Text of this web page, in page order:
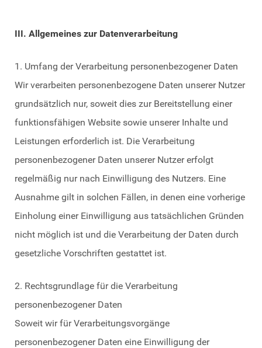
III. Allgemeines zur Datenverarbeitung
1. Umfang der Verarbeitung personenbezogener Daten
Wir verarbeiten personenbezogene Daten unserer Nutzer
grundsätzlich nur, soweit dies zur Bereitstellung einer
funktionsfähigen Website sowie unserer Inhalte und
Leistungen erforderlich ist. Die Verarbeitung
personenbezogener Daten unserer Nutzer erfolgt
regelmäßig nur nach Einwilligung des Nutzers. Eine
Ausnahme gilt in solchen Fällen, in denen eine vorherige
Einholung einer Einwilligung aus tatsächlichen Gründen
nicht möglich ist und die Verarbeitung der Daten durch
gesetzliche Vorschriften gestattet ist.
2. Rechtsgrundlage für die Verarbeitung
personenbezogener Daten
Soweit wir für Verarbeitungsvorgänge
personenbezogener Daten eine Einwilligung der